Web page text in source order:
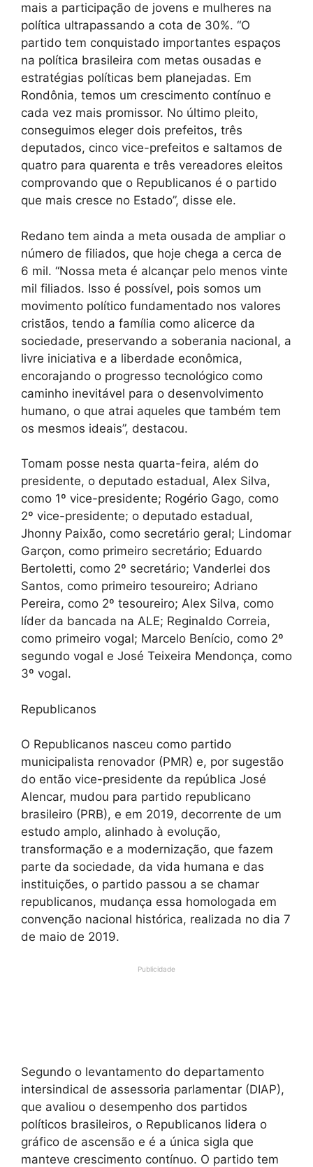
mais a participação de jovens e mulheres na
política ultrapassando a cota de 30%. “O
partido tem conquistado importantes espaços
na política brasileira com metas ousadas e
estratégias políticas bem planejadas. Em
Rondônia, temos um crescimento contínuo e
cada vez mais promissor. No último pleito,
conseguimos eleger dois prefeitos, três
deputados, cinco vice-prefeitos e saltamos de
quatro para quarenta e três vereadores eleitos
comprovando que o Republicanos é o partido
que mais cresce no Estado”, disse ele.
Redano tem ainda a meta ousada de ampliar o
número de filiados, que hoje chega a cerca de
6 mil. “Nossa meta é alcançar pelo menos vinte
mil filiados. Isso é possível, pois somos um
movimento político fundamentado nos valores
cristãos, tendo a família como alicerce da
sociedade, preservando a soberania nacional, a
livre iniciativa e a liberdade econômica,
encorajando o progresso tecnológico como
caminho inevitável para o desenvolvimento
humano, o que atrai aqueles que também tem
os mesmos ideais”, destacou.
Tomam posse nesta quarta-feira, além do
presidente, o deputado estadual, Alex Silva,
como 1º vice-presidente; Rogério Gago, como
2º vice-presidente; o deputado estadual,
Jhonny Paixão, como secretário geral; Lindomar
Garçon, como primeiro secretário; Eduardo
Bertoletti, como 2º secretário; Vanderlei dos
Santos, como primeiro tesoureiro; Adriano
Pereira, como 2º tesoureiro; Alex Silva, como
líder da bancada na ALE; Reginaldo Correia,
como primeiro vogal; Marcelo Benício, como 2º
segundo vogal e José Teixeira Mendonça, como
3º vogal.
Republicanos
O Republicanos nasceu como partido
municipalista renovador (PMR) e, por sugestão
do então vice-presidente da república José
Alencar, mudou para partido republicano
brasileiro (PRB), e em 2019, decorrente de um
estudo amplo, alinhado à evolução,
transformação e a modernização, que fazem
parte da sociedade, da vida humana e das
instituições, o partido passou a se chamar
republicanos, mudança essa homologada em
convenção nacional histórica, realizada no dia 7
de maio de 2019.
Publicidade
Segundo o levantamento do departamento
intersindical de assessoria parlamentar (DIAP),
que avaliou o desempenho dos partidos
políticos brasileiros, o Republicanos lidera o
gráfico de ascensão e é a única sigla que
manteve crescimento contínuo. O partido tem